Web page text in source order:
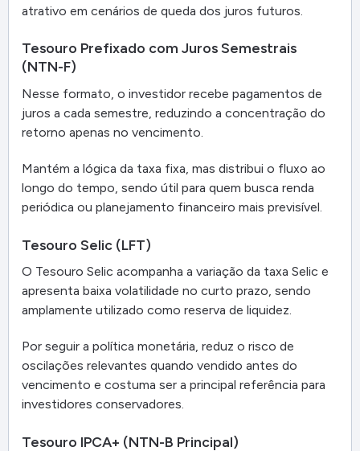
atrativo em cenários de queda dos juros futuros.
Tesouro Prefixado com Juros Semestrais
(NTN-F)
Nesse formato, o investidor recebe pagamentos de
juros a cada semestre, reduzindo a concentração do
retorno apenas no vencimento.
Mantém a lógica da taxa fixa, mas distribui o fluxo ao
longo do tempo, sendo útil para quem busca renda
periódica ou planejamento financeiro mais previsível.
Tesouro Selic (LFT)
O Tesouro Selic acompanha a variação da taxa Selic e
apresenta baixa volatilidade no curto prazo, sendo
amplamente utilizado como reserva de liquidez.
Por seguir a política monetária, reduz o risco de
oscilações relevantes quando vendido antes do
vencimento e costuma ser a principal referência para
investidores conservadores.
Tesouro IPCA+ (NTN-B Principal)